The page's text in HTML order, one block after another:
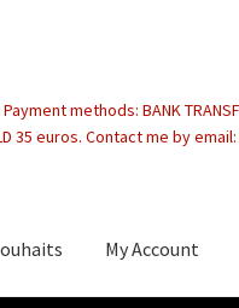
methods: BANK
35 euros. Contact me by
My Account